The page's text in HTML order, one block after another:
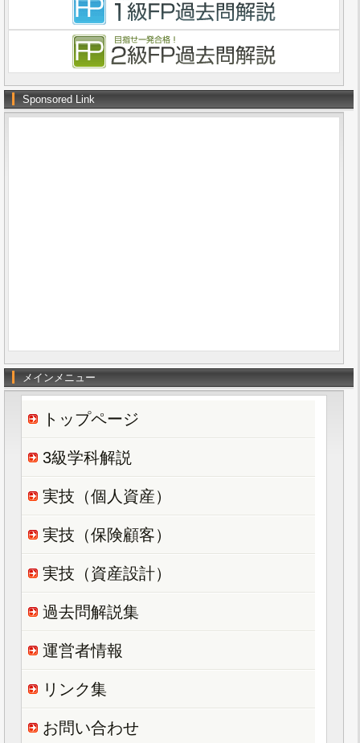
Sponsored Link
メインメニュー
トップページ
3級学科解説
実技（個人資産）
実技（保険顧客）
実技（資産設計）
過去問解説集
運営者情報
リンク集
お問い合わせ